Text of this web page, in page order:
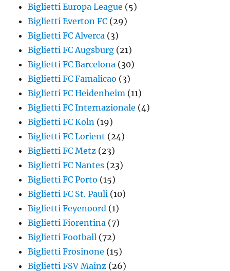
Biglietti Europa League (5)
Biglietti Everton FC (29)
Biglietti FC Alverca (3)
Biglietti FC Augsburg (21)
Biglietti FC Barcelona (30)
Biglietti FC Famalicao (3)
Biglietti FC Heidenheim (11)
Biglietti FC Internazionale (4)
Biglietti FC Koln (19)
Biglietti FC Lorient (24)
Biglietti FC Metz (23)
Biglietti FC Nantes (23)
Biglietti FC Porto (15)
Biglietti FC St. Pauli (10)
Biglietti Feyenoord (1)
Biglietti Fiorentina (7)
Biglietti Football (72)
Biglietti Frosinone (15)
Biglietti FSV Mainz (26)